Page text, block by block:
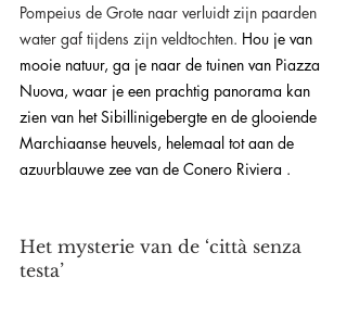
Pompeius de Grote naar verluidt zijn paarden
water gaf tijdens zijn veldtochten. Hou je van
mooie natuur, ga je naar de tuinen van Piazza
Nuova, waar je een prachtig panorama kan
zien van het Sibillinigebergte en de glooiende
Marchiaanse heuvels, helemaal tot aan de
azuurblauwe zee van de Conero Riviera .
Het mysterie van de ‘città senza
testa’